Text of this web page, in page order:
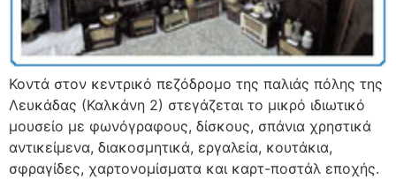
Κοντά στον κεντρικό πεζόδρομο της παλιάς πόλης της
Λευκάδας (Καλκάνη 2) στεγάζεται το μικρό ιδιωτικό
μουσείο με φωνόγραφους, δίσκους, σπάνια χρηστικά
αντικείμενα, διακοσμητικά, εργαλεία, κουτάκια,
σφραγίδες, χαρτονομίσματα και καρτ-ποστάλ εποχής.